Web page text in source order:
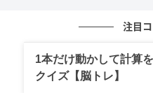
注目
1本だけ動かして計算
クイズ【脳トレ】